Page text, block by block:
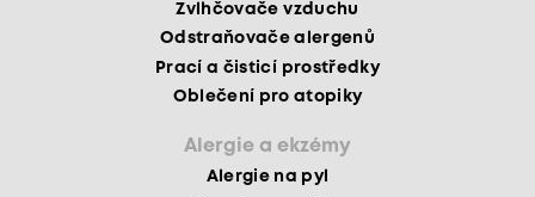
Zvlhčovače vzduchu
Odstraňovače alergenů
Prací a čisticí prostředky
Oblečení pro atopiky
Alergie a ekzémy
Alergie na pyl